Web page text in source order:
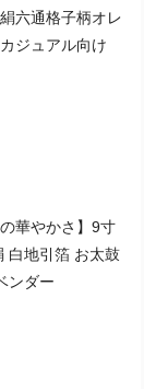
六通格子柄オレ
ジュアル向け
の華やかさ】9寸
白地引箔 お太鼓
ンダー